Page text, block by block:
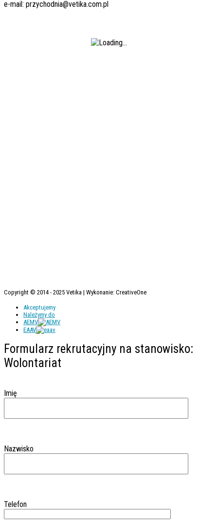
e-mail: przychodnia@vetika.com.pl
Copyright © 2014 - 2025 Vetika | Wykonanie: CreativeOne
Akceptujemy
Należymy do
AEMV
EAAV
Formularz rekrutacyjny na stanowisko:
Wolontariat
Imię
Nazwisko
Telefon